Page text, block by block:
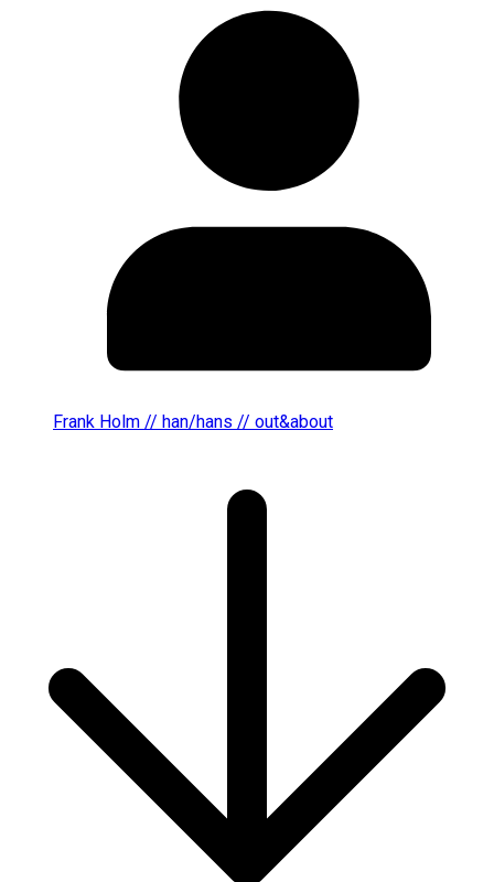
Frank Holm // han/hans // out&about